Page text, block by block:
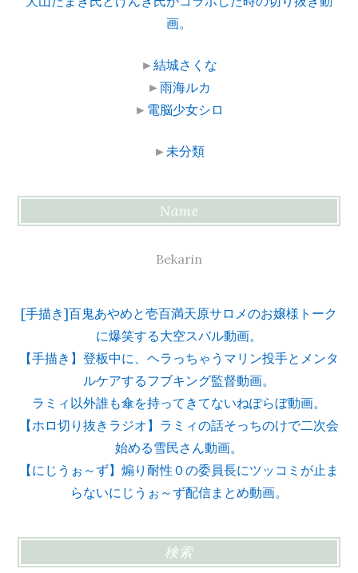
画。
►結城さくな
►雨海ルカ
► 電脳少女シロ
► 未分類
Name
Bekarin
[手描き]百鬼あやめと壱百満天原サロメのお嬢様トーク
に爆笑する大空スバル動画。
【手描き】登板中に、ヘラっちゃうマリン投手とメンタ
ルケアするフブキング監督動画。
ラミィ以外誰も傘を持ってきてないねぽらぼ動画。
【ホロ切り抜きラジオ】ラミィの話そっちのけで二次会
始める雪民さん動画。
【にじうぉ～ず】煽り耐性０の委員長にツッコミが止ま
らないにじうぉ～ず配信まとめ動画。
検索